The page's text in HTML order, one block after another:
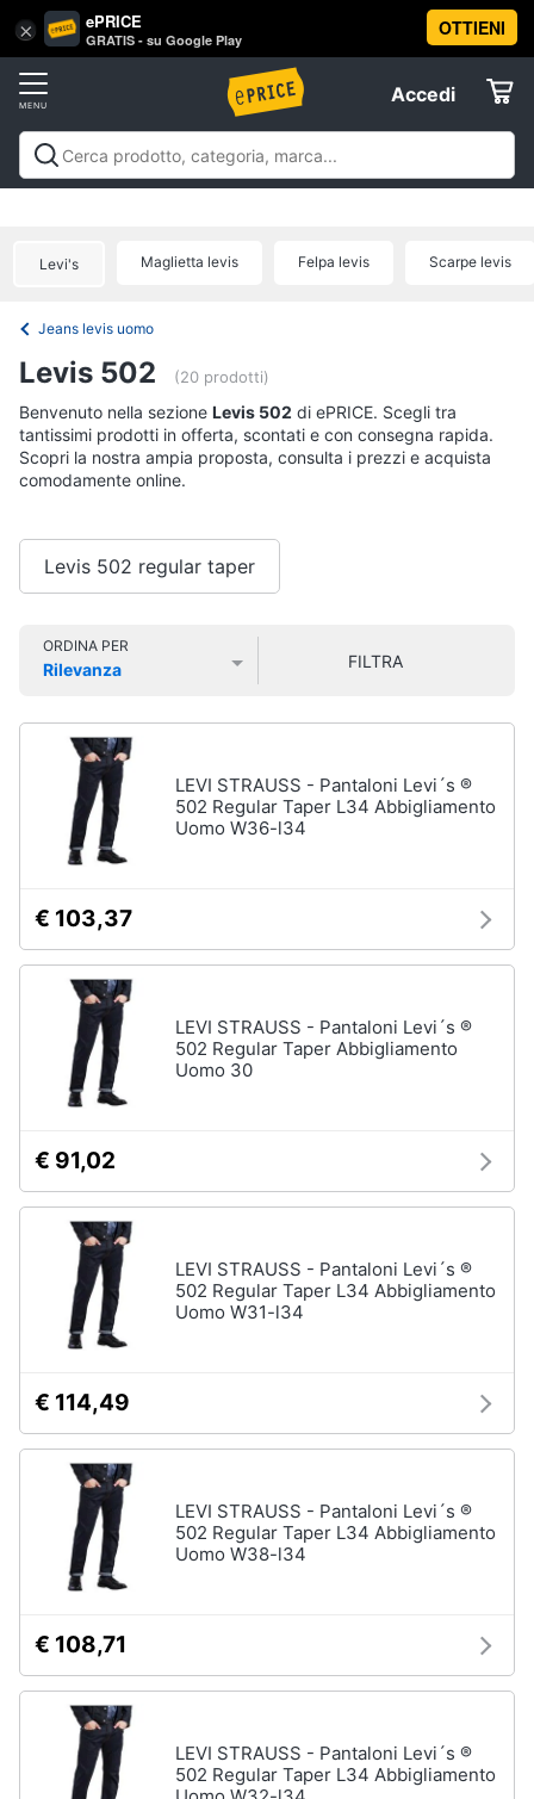
× ePRICE
GRATIS - su Google Play
OTTIENI
Accedi
Accedi
Registrati
Offerte
Tv
e
Home
Cinema
home
Videogiochi
e
musica
Clima
Brico
e
Giardinaggio
Salute
e
igiene
Beauty
Giocattoli
Prima
infanzia
Fotografia
Casalinghi
Abbigliamento
Sport
Animali
Motori
Libri,
Vai
al
Abbigliamento
Donna
donna
Felpa
donna
Vedi
tutti
Uomo
Felpa
Cravatta
Piumino
Giacca
Bambino
Scarpe
bambino
bambina
neonati
Vedi
tutti
Scarpe
Sneakers
nike
Anfibi
Ciabatte
Accessori
elettronica
Occhiali
Levi's Maglietta levis Felpa levis Scarpe levis
Jeans levis uomo
Levis 502 (20 prodotti)
Benvenuto nella sezione Levis 502 di ePRICE. Scegli tra
tantissimi prodotti in offerta, scontati e con consegna rapida.
Scopri la nostra ampia proposta, consulta i prezzi e acquista
comodamente online.
Levis 502 regular taper
ORDINA PER
Rilevanza
FILTRA
LEVI STRAUSS - Pantaloni Levi´s ®
502 Regular Taper L34 Abbigliamento
Uomo W36-l34
€ 103,37
LEVI STRAUSS - Pantaloni Levi´s ®
502 Regular Taper Abbigliamento
Uomo 30
€ 91,02
LEVI STRAUSS - Pantaloni Levi´s ®
502 Regular Taper L34 Abbigliamento
Uomo W31-l34
€ 114,49
LEVI STRAUSS - Pantaloni Levi´s ®
502 Regular Taper L34 Abbigliamento
Uomo W38-l34
€ 108,71
LEVI STRAUSS - Pantaloni Levi´s ®
502 Regular Taper L34 Abbigliamento